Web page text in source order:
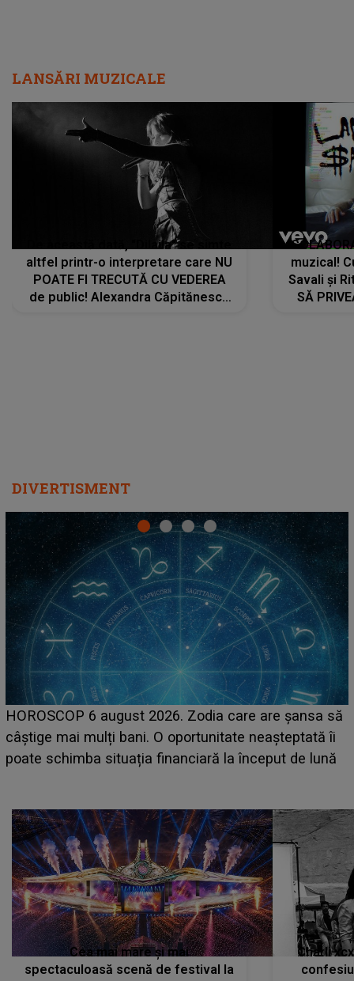
LANSĂRI MUZICALE
De această dată, "Dilaila" se simte
altfel printr-o interpretare care NU
POATE FI TRECUTĂ CU VEDEREA
de public! Alexandra Căpitănescu
muzical!
Savali și
SĂ
DIVERTISMENT
LINE-UP UNTOLD ONE, prima zi. Cine sunt artiștii
care deschid festivalul și de la ce ore au loc cele mai
așteptate concerte pe scena principală?
Cea mai mare și mai
spectaculoasă scenă de festival la
Charli